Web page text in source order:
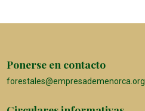
Ponerse en contacto
forestales@empresademenorca.org